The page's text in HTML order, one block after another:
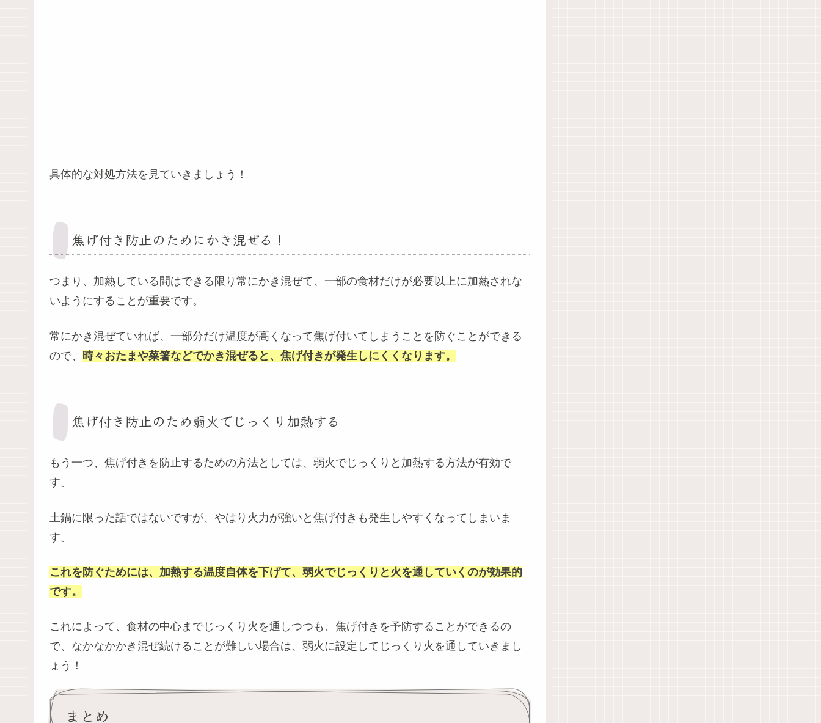
具体的な対処方法を見ていきましょう！
焦げ付き防止のためにかき混ぜる！
つまり、加熱している間はできる限り常にかき混ぜて、一部の食材だけが必要以上に加熱されな
いようにすることが重要です。
常にかき混ぜていれば、一部分だけ温度が高くなって焦げ付いてしまうことを防ぐことができる
ので、
時々おたまや菜箸などでかき混ぜると、焦げ付きが発生しにくくなります。
焦げ付き防止のため弱火でじっくり加熱する
もう一つ、焦げ付きを防止するための方法としては、弱火でじっくりと加熱する方法が有効で
す。
土鍋に限った話ではないですが、やはり火力が強いと焦げ付きも発生しやすくなってしまいま
す。
これを防ぐためには、加熱する温度自体を下げて、弱火でじっくりと火を通していくのが効果的
です。
これによって、食材の中心までじっくり火を通しつつも、焦げ付きを予防することができるの
で、なかなかかき混ぜ続けることが難しい場合は、弱火に設定してじっくり火を通していきまし
ょう！
まとめ